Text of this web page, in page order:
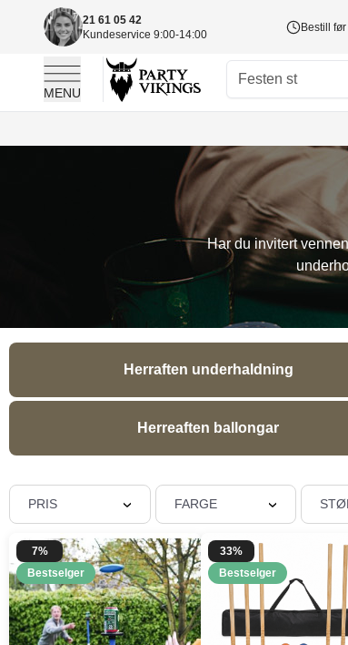
21 61 05 42
Kundeservice 9:00-14:00
Bestill
MENU
Har du invitert
Herraften underhaldning
Herreaften ballongar
PRIS FARGE
7%
Bestselger
33%
Bestselger